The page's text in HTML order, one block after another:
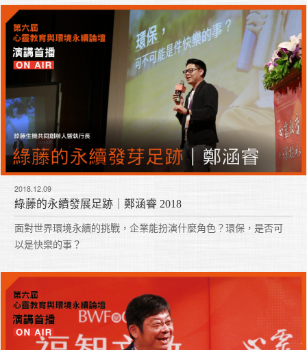
2018.12.09
綠藤的永續發展足跡｜鄭涵睿 2018
面對世界環境永續的挑戰，企業能扮演什麼角色？環保，是否可
以是快樂的事？